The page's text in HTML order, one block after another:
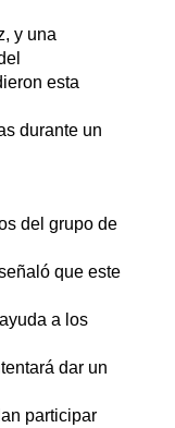
y una
esta
durante un
del grupo de
que este
a los
dar un
participar